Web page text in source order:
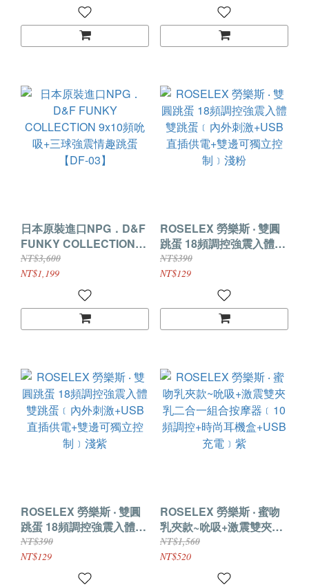
日本原裝進口NPG．D&F
FUNKY COLLECTION
9x10頻吮吸+三球強震情
趣跳蛋【DF-03】
NT$3,600
NT$1,199
ROSELEX 勞樂斯 ‧ 雙圓
跳蛋 18頻調控強震入體雙
跳蛋﹝內外刺激+USB直
插供電+雙邊可獨立控制﹞
NT$390
NT$129
ROSELEX 勞樂斯 ‧ 雙圓
跳蛋 18頻調控強震入體雙
跳蛋﹝內外刺激+USB直
插供電+雙邊可獨立控制﹞
NT$390
NT$129
ROSELEX 勞樂斯 ‧ 蜜吻
乳夾款~吮吸+激震雙夾乳
二合一組合按摩器﹝10頻
調控+時尚耳機盒+USB充
NT$1,560
NT$520